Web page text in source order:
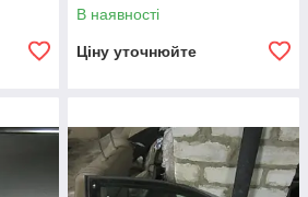
В наявності
Ціну уточнюйте